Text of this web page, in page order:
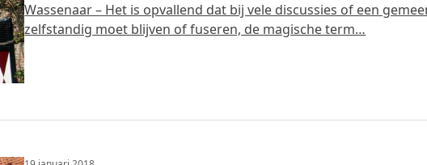
Wassenaar – Het is opvallend dat bij vele discussies of een
zelfstandig moet blijven of fuseren, de magische term…